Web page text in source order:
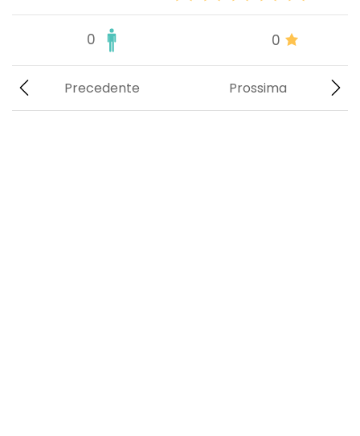
0 0
Prossima
Precedente